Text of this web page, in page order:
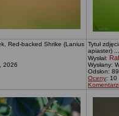
Red-backed Shrike (Lanius
2026
Tytuł
apiaster)
Wysłał:
Wysłany:
Odsłon: 89
Oceny: 10